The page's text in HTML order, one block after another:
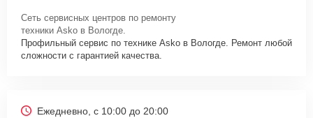
Сеть сервисных центров по ремонту
техники Asko в Вологде.
Профильный сервис по технике Asko в Вологде. Ремонт любой
сложности с гарантией качества.
Ежедневно, с 10:00 до 20:00